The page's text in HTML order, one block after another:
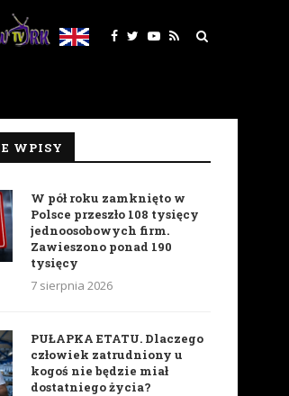
WPISY
W pół roku zamknięto w
Polsce przeszło 108 tysięcy
jednoosobowych firm.
Zawieszono ponad 190
tysięcy
7 sierpnia 2026
PUŁAPKA ETATU. Dlaczego
człowiek zatrudniony u
kogoś nie będzie miał
dostatniego życia?